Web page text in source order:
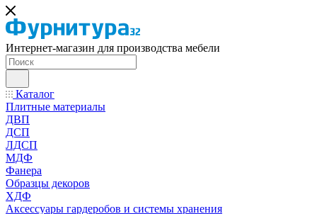
Интернет-магазин для производства мебели
Каталог
Плитные материалы
ДВП
ДСП
ЛДСП
МДФ
Фанера
Образцы декоров
ХДФ
Аксессуары гардеробов и системы хранения